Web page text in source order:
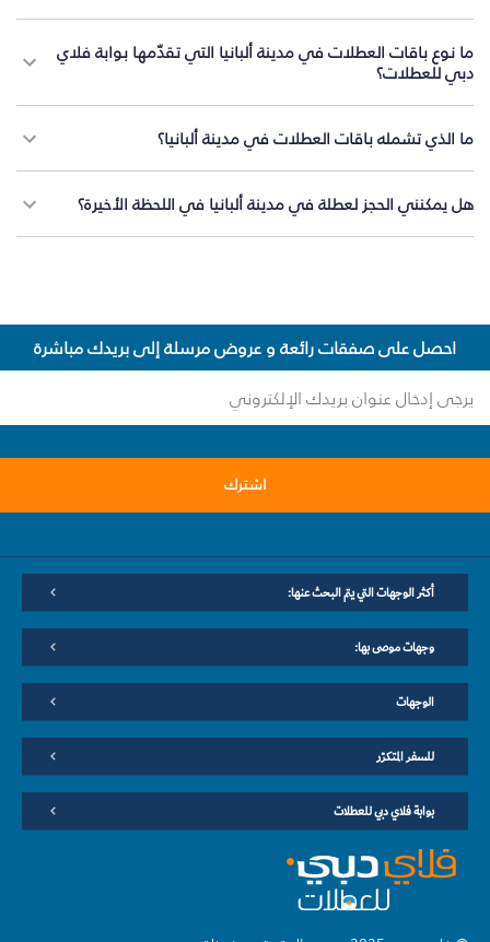
ما نوع باقات العطلات في مدينة ألبانيا التي تقدّمها بوابة فلاي
دبي للعطلات؟
ما الذي تشمله باقات العطلات في مدينة ألبانيا؟
هل يمكنني الحجز لعطلة في مدينة ألبانيا في اللحظة الأخيرة؟
احصل على صفقات رائعة و عروض مرسلة إلى بريدك مباشرة
اشترك
أكثر الوجهات التي يتم البحث عنها:
وجهات موصى بها:
الوجهات
للسفر المتكرّر
بوابة فلاي دبي للعطلات